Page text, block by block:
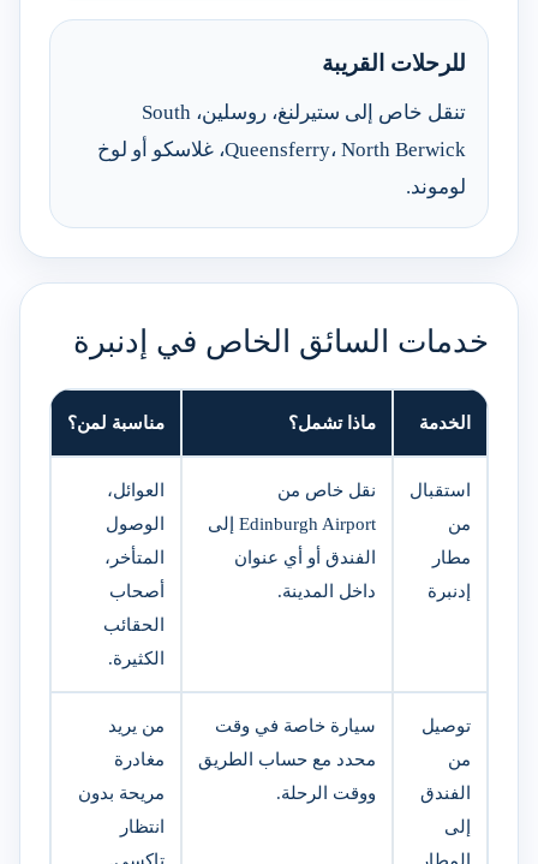
للرحلات القريبة
تنقل خاص إلى ستيرلنغ، روسلين، South
Queensferry، North Berwick، غلاسكو أو لوخ
لوموند.
خدمات السائق الخاص في إدنبرة
الخدمة ماذا تشمل؟ مناسبة لمن؟
استقبال
من
مطار
إدنبرة
نقل خاص من
Edinburgh Airport إلى
الفندق أو أي عنوان
داخل المدينة.
العوائل،
الوصول
المتأخر،
أصحاب
الحقائب
الكثيرة.
توصيل
من
الفندق
إلى
المطار
سيارة خاصة في وقت
محدد مع حساب الطريق
ووقت الرحلة.
من يريد
مغادرة
مريحة بدون
انتظار
تاكسي.